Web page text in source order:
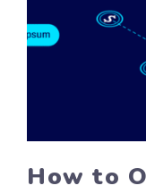
How to